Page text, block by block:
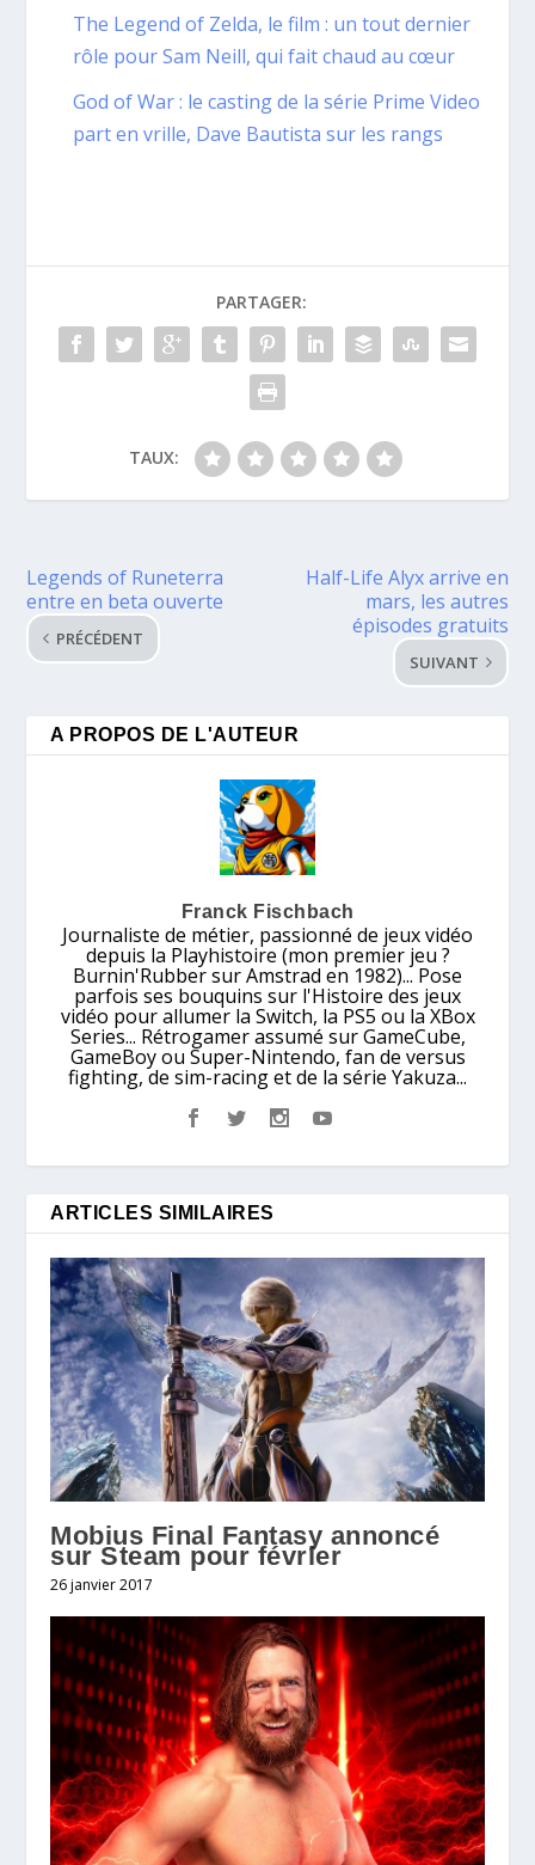
The Legend of Zelda, le film : un tout dernier
rôle pour Sam Neill, qui fait chaud au cœur
God of War : le casting de la série Prime Video
part en vrille, Dave Bautista sur les rangs
PARTAGER:
TAUX:
Legends of Runeterra
entre en beta ouverte
PRÉCÉDENT
Half-Life Alyx arrive en
mars, les autres
épisodes gratuits
SUIVANT
A PROPOS DE L'AUTEUR
Franck Fischbach
Journaliste de métier, passionné de jeux vidéo
depuis la Playhistoire (mon premier jeu ?
Burnin'Rubber sur Amstrad en 1982)... Pose
parfois ses bouquins sur l'Histoire des jeux
vidéo pour allumer la Switch, la PS5 ou la XBox
Series... Rétrogamer assumé sur GameCube,
GameBoy ou Super-Nintendo, fan de versus
fighting, de sim-racing et de la série Yakuza...
ARTICLES SIMILAIRES
Mobius Final Fantasy annoncé
sur Steam pour février
26 janvier 2017